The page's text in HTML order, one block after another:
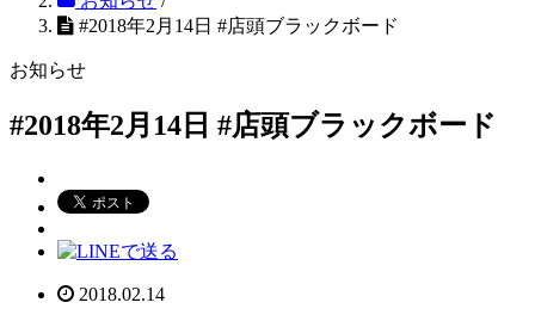
#2018年2月14日 #店頭ブラックボード
お知らせ
#2018年2月14日 #店頭ブラックボード
2018.02.14